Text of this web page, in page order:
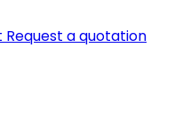
Request a quotation